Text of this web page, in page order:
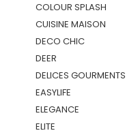
COLOUR SPLASH
CUISINE MAISON
DECO CHIC
DEER
DELICES GOURMENTS
EASYLIFE
ELEGANCE
ELITE